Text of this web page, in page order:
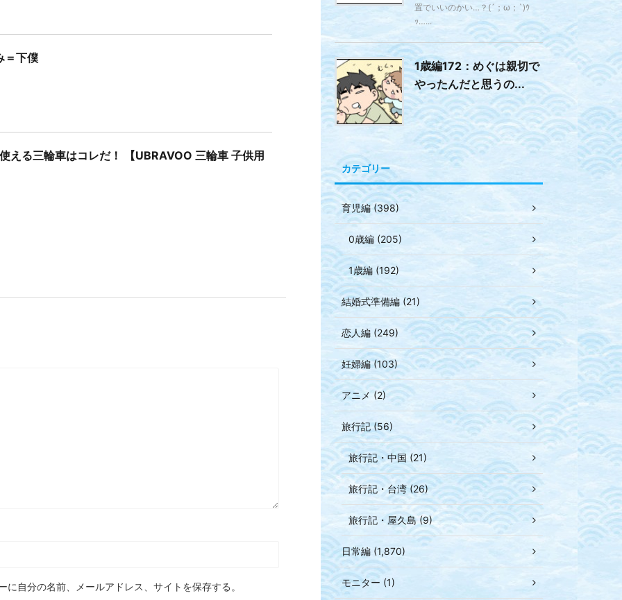
＝下僕
える三輪車はコレだ！ 【UBRAVOO 三輪車 子供用
自分の名前、メールアドレス、サイトを保存する。
置でいいのかい…？(´；ω；`)ｳ
ｯ…...
1歳編172：めぐは親切で
やったんだと思うの...
カテゴリー
育児編 (398)
0歳編 (205)
1歳編 (192)
結婚式準備編 (21)
恋人編 (249)
妊婦編 (103)
アニメ (2)
旅行記 (56)
旅行記・中国 (21)
旅行記・台湾 (26)
旅行記・屋久島 (9)
日常編 (1,870)
モニター (1)